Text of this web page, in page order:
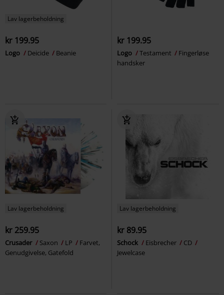
Lav lagerbeholdning
kr 199.95
Logo Deicide Beanie
kr 199.95
Logo Testament
Fingerløse
handsker
Lav lagerbeholdning
kr 259.95
Crusader Saxon LP
Farvet,
Genudgivelse, Gatefold
Lav lagerbeholdning
kr 89.95
Schock Eisbrecher
CD
Jewelcase